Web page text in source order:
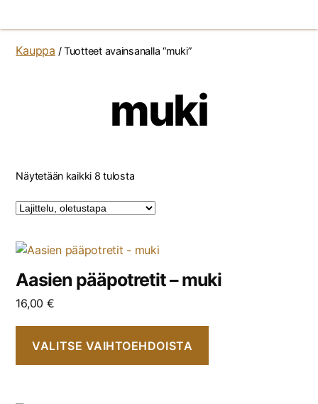
Kauppa / Tuotteet avainsanalla “muki”
muki
Näytetään kaikki 8 tulosta
Aasien pääpotretit – muki
16,00 €
VALITSE VAIHTOEHDOISTA